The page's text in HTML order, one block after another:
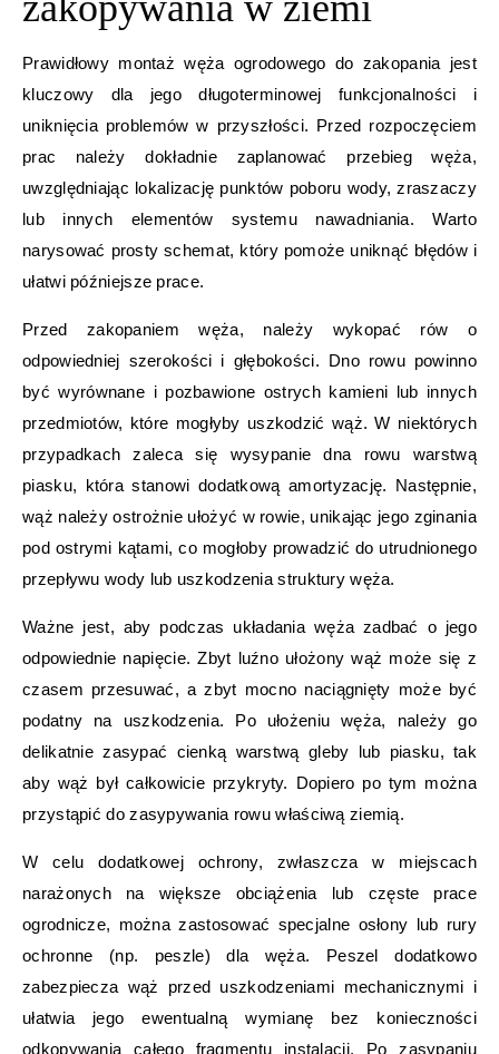
Prawidłowy montaż węża ogrodowego do zakopania jest
kluczowy dla jego długoterminowej funkcjonalności i
uniknięcia problemów w przyszłości. Przed rozpoczęciem
prac należy dokładnie zaplanować przebieg węża,
uwzględniając lokalizację punktów poboru wody, zraszaczy
lub innych elementów systemu nawadniania. Warto
narysować prosty schemat, który pomoże uniknąć błędów i
ułatwi późniejsze prace.
Przed zakopaniem węża, należy wykopać rów o
odpowiedniej szerokości i głębokości. Dno rowu powinno
być wyrównane i pozbawione ostrych kamieni lub innych
przedmiotów, które mogłyby uszkodzić wąż. W niektórych
przypadkach zaleca się wysypanie dna rowu warstwą
piasku, która stanowi dodatkową amortyzację. Następnie,
wąż należy ostrożnie ułożyć w rowie, unikając jego zginania
pod ostrymi kątami, co mogłoby prowadzić do utrudnionego
przepływu wody lub uszkodzenia struktury węża.
Ważne jest, aby podczas układania węża zadbać o jego
odpowiednie napięcie. Zbyt luźno ułożony wąż może się z
czasem przesuwać, a zbyt mocno naciągnięty może być
podatny na uszkodzenia. Po ułożeniu węża, należy go
delikatnie zasypać cienką warstwą gleby lub piasku, tak
aby wąż był całkowicie przykryty. Dopiero po tym można
przystąpić do zasypywania rowu właściwą ziemią.
W celu dodatkowej ochrony, zwłaszcza w miejscach
narażonych na większe obciążenia lub częste prace
ogrodnicze, można zastosować specjalne osłony lub rury
ochronne (np. peszle) dla węża. Peszel dodatkowo
zabezpiecza wąż przed uszkodzeniami mechanicznymi i
ułatwia jego ewentualną wymianę bez konieczności
odkopywania całego fragmentu instalacji. Po zasypaniu